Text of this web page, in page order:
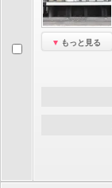
もっと見る